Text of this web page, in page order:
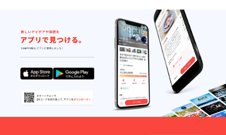
10月）
て行き
ます。
（今
後、
YouTub
eや
TikTok
の進出
予定）
・公式
LINEで
の写真
付き近
況報告